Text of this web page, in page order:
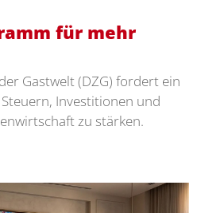
für mehr
Gastwelt (DZG) fordert ein
Investitionen und
zu stärken.